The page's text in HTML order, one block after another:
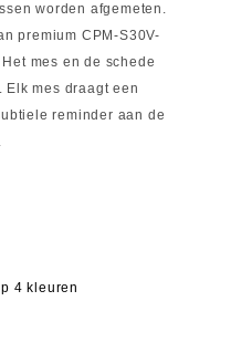
worden afgemeten.
premium CPM-S30V-
mes en de schede
mes draagt ​​een
reminder aan de
4 kleuren